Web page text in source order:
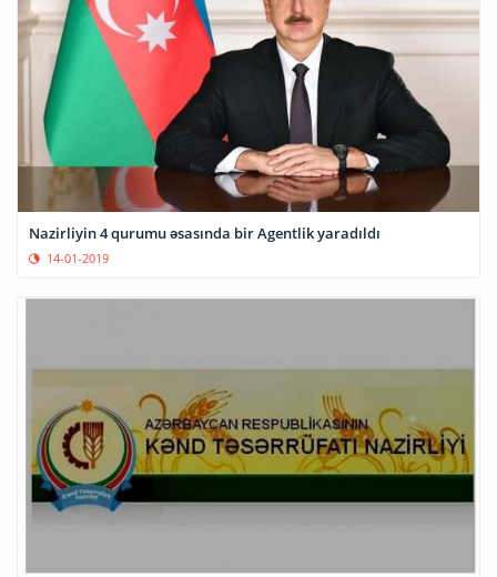
Nazirliyin 4 qurumu əsasında bir Agentlik yaradıldı
14-01-2019